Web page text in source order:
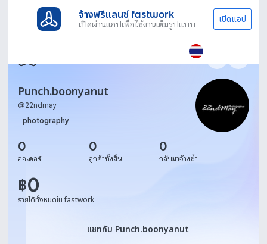
จ้างฟรีแลนซ์ fastwork
เปิดผ่านแอปเพื่อใช้งานเต็มรูปแบบ เปิดแอป
Punch.boonyanut
@22ndmay
photography
0
ออเดอร์
0
ลูกค้าทั้งสิ้น
0
กลับมาจ้างซ้ำ
฿0
รายได้ทั้งหมดใน fastwork
แชทกับ Punch.boonyanut
แชทกับ Punch.boonyanut